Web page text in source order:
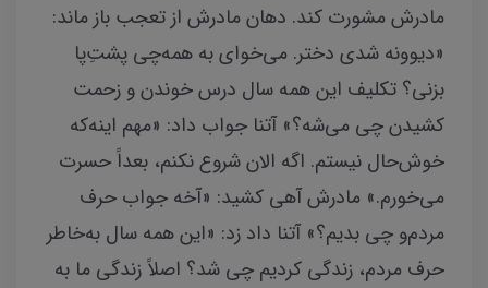
مادرش مشورت کند. دهان مادرش از تعجب باز ماند:
«دیوونه شدی دختر. می‌خوای به همه‌چی پشتِ‌پا
بزنی؟ تکلیف این همه سال درس خوندن و زحمت
کشیدن چی می‌شه؟» آتنا جواب داد: «مهم اینه‌که
خوش‌حال نیستم. اگه الان شروع نکنم، بعداً حسرت
می‌خورم.» مادرش آهی کشید: «آخه جواب حرف
مردم‌و چی بدیم؟» آتنا داد زد: «این همه سال به‌خاطر
حرف مردم، زندگی کردیم چی شد؟ اصلاً زندگی ما به